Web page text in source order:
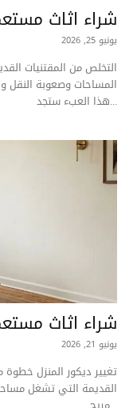
شراء اثاث مستعمل
يونيو 25, 2026
التخلص من المقتنيات
المساحات وصعوبة
هذا العبء ستجد...
شراء اثاث مستعمل
يونيو 21, 2026
تغيير ديكور المنزل
القديمة التي تشغل